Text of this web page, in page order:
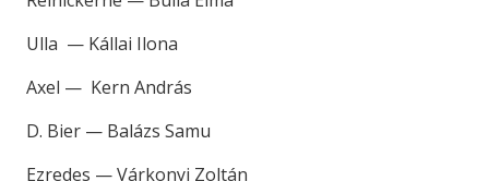
Ulla — Kállai Ilona
Axel — Kern András
D. Bier — Balázs Samu
Ezredes — Várkonyi Zoltán